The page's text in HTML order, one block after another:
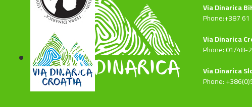
Via Dinarica
Phone:+387
Via Dinarica
Phone: 01/48-
Via Dinarica
Phone: